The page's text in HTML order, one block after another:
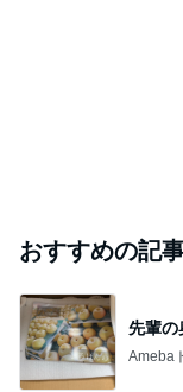
おすすめの記
先輩の
Ameba